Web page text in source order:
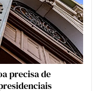
precisa de